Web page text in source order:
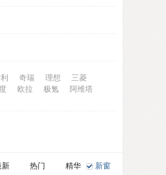
奇瑞 理想
三菱
欧拉 极氪
阿维塔
新 热门 精华 新窗